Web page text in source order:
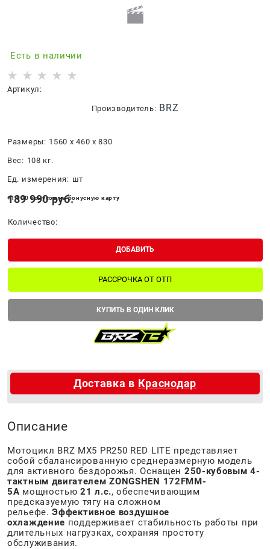
Есть в наличии
Артикул:
Производитель: BRZ
Размеры: 1560 x 460 x 830
Вес: 108 кг.
Ед. измерения: шт
189 990 руб.
+1 900 бонусов на бонусную карту
Количество:
ДОБАВИТЬ
РАССРОЧКА ОТ ОТП
КУПИТЬ В ОДИН КЛИК
Доставка в Краснодар
Описание
Мотоцикл BRZ MX5 PR250 RED LITE представляет
собой сбалансированную среднеразмерную модель
для активного бездорожья. Оснащен 250-кубовым 4-
тактным двигателем ZONGSHEN 172FMM-
5A мощностью21 л.с., обеспечивающим
предсказуемую тягу на сложном
рельефе.Эффективное воздушное
охлаждение поддерживает стабильность работы при
длительных нагрузках, сохраняя простоту
обслуживания.